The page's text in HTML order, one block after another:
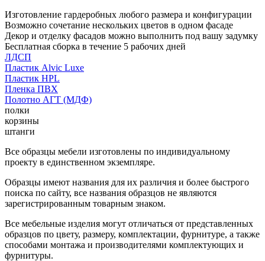
Изготовление гардеробных любого размера и конфигурации
Возможно сочетание нескольких цветов в одном фасаде
Декор и отделку фасадов можно выполнить под вашу задумку
Бесплатная сборка в течение 5 рабочих дней
ЛДСП
Пластик Alvic Luxe
Пластик HPL
Пленка ПВХ
Полотно АГТ (МДФ)
полки
корзины
штанги
Все образцы мебели изготовлены по индивидуальному
проекту в единственном экземпляре.
Образцы имеют названия для их различия и более быстрого
поиска по сайту, все названия образцов не являются
зарегистрированным товарным знаком.
Все мебельные изделия могут отличаться от представленных
образцов по цвету, размеру, комплектации, фурнитуре, а также
способами монтажа и производителями комплектующих и
фурнитуры.